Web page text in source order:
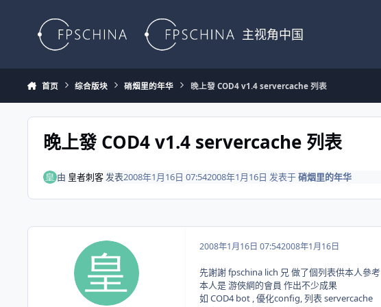
主视角中国
首页 综合版块 硝烟里的年华 晚上發 COD4 v1.4 servercache 列表
晚上發 COD4 v1.4 servercache 列表
由 皇者刺客发表2008年1月16日 07:542008年1月16日 发表于硝烟里的年华
2008年1月16日 07:542008年1月16日
先謝謝 fpschina lich 兄 做了個列表供本人參考
本人是 游俠網的會員 作出不少成果
如 COD4 bot , 優化config, 列表 servercache